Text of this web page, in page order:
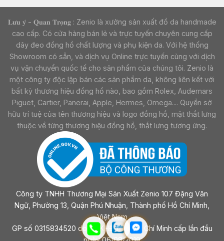
𝐋𝐮̛𝐮 𝐲́ - 𝐐𝐮𝐚𝐧 𝐓𝐫𝐨̣𝐧𝐠 : Zenio là xưởng sản xuất đồ da handmade
cao cấp. Có cửa hàng bán lẻ và trực tuyến chuyên cung cấp
dây đeo đồng hồ chất lượng và phụ kiện da. Với hệ thống
Showroom có sẵn, và dịch vụ Online trực tuyến cùng với dịch
vụ vận chuyển quốc tế cho sản phẩm của chúng tôi. Zenio là
một công ty độc lập bán các sản phẩm da, không liên kết với
bất kỳ thương hiệu đồng hồ nào, bao gồm Rolex, Audemars
Piguet, Cartier, Panerai, Apple, Hermes, Omega.... Quyền sở
hữu trí tuệ của tên thương hiệu và logo đồng hồ, mặt thắt lưng
thuộc về từng thương hiệu đồng hồ, thắt lưng tương ứng.
Công ty TNHH Thương Mại Sản Xuất Zenio 107 Đặng Văn
Ngữ, Phường 13, Quận Phú Nhuận, Thành phố Hồ Chí Minh,
Việt Nam
GP số 0315834520 do sở KHĐT Tp Hồ Chí Minh cấp lần đầu